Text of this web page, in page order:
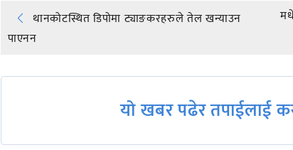
Post
navigation
थानकोटस्थित डिपोमा ट्याङकरहरुले तेल खन्याउन
पाएनन
यो खबर पढेर तपाईलाई